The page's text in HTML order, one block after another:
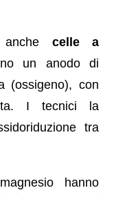
anche celle a
un anodo di
(ossigeno), con
I tecnici la
tra
hanno